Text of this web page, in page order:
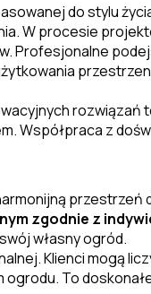
do stylu
W procesie
Profesjonalne
rozwiązań
Współpraca z
przestrzeń
zgodnie z
własny ogród.
Klienci mogą
To